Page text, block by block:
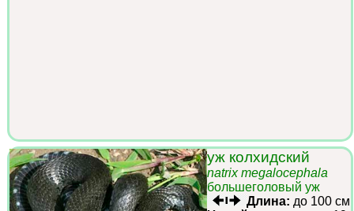
уж колхидский
natrix megalocephala
большеголовый уж
Длина: до 100 см